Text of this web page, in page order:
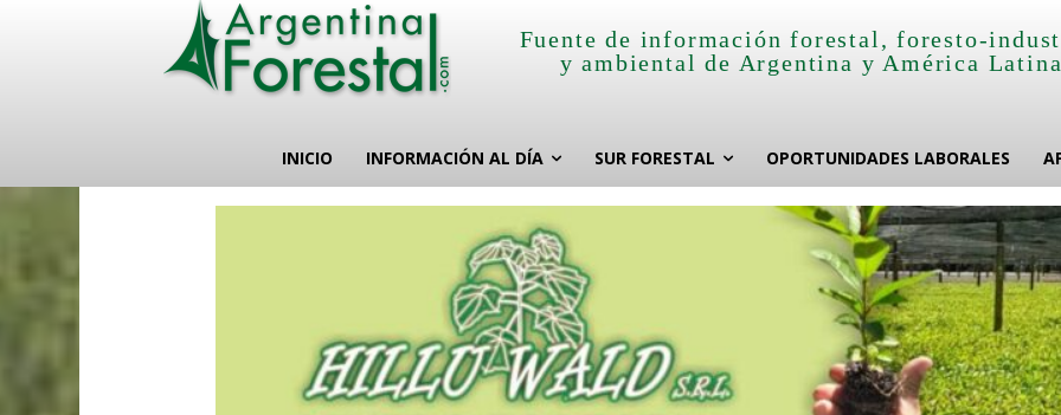
Fuente de información forestal, foresto-
y ambiental de Argentina y América
INICIO INFORMACIÓN AL DÍA SUR FORESTAL OPORTUNIDADES LABORALES